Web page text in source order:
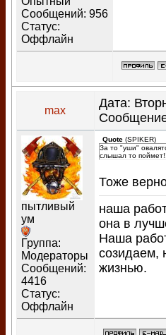
Сообщений: 956
Статус:
Оффлайн
max
Дата:
пытливый
ум
Группа:
Модераторы
Сообщений:
4416
Статус:
Оффлайн
Quote (SPIKER)
За то "уши"
слышал то
Тоже
наша
она в
Наша
созидаем,
жизнью.